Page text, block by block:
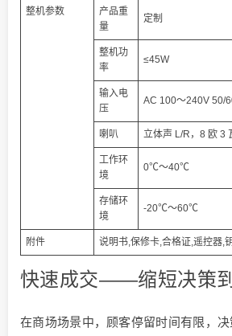
整机参数
产品重
量
定制
整机功
率
≤45W
输入电
压
AC 100～240V 50/
喇叭 立体声 L/R，8 欧 3
工作环
境
0℃～40℃
存储环
境
-20℃～60℃
附件 说明书,保修卡,合格证,遥控器,
快速成交——缩短决策
在商场场景中，顾客停留时间有限，